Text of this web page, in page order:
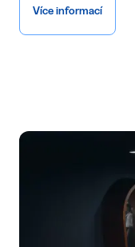
Více informací